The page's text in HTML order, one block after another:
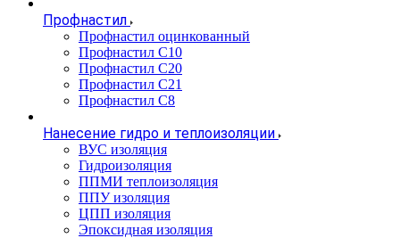
Профнастил
Профнастил оцинкованный
Профнастил С10
Профнастил С20
Профнастил С21
Профнастил С8
Нанесение гидро и теплоизоляции
ВУС изоляция
Гидроизоляция
ППМИ теплоизоляция
ППУ изоляция
ЦПП изоляция
Эпоксидная изоляция